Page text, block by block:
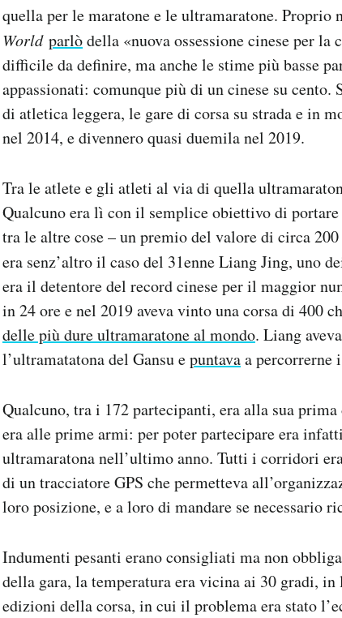
quella per le maratone e le ultramaratone.
World parlòdella «nuova ossessione cinese per
difficile da definire, ma anche le stime più basse
appassionati: comunque più di un cinese su cento.
di atletica leggera, le gare di corsa su strada e in
nel 2014, e divennero quasi duemila nel 2019.
Tra le atlete e gli atleti al via di quella
Qualcuno era lì con il semplice obiettivo di
tra le altre cose – un premio del valore di circa
era senz’altro il caso del 31enne Liang Jing, uno
era il detentore del record cinese per il maggior
in 24 ore e nel 2019 aveva vinto una corsa di 400
delle più dure ultramaratone al mondo. Liang
l’ultramatatona del Gansu epuntavaa percorrerne
Qualcuno, tra i 172 partecipanti, era alla sua
era alle prime armi: per poter partecipare era
ultramaratona nell’ultimo anno. Tutti i corridori
di un tracciatore GPS che permetteva
loro posizione, e a loro di mandare se necessario
Indumenti pesanti erano consigliati ma non
della gara, la temperatura era vicina ai 30 gradi,
edizioni della corsa, in cui il problema era stato